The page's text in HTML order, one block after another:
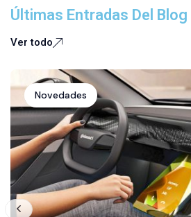
Últimas Entradas Del Blog
Ver todo
Novedades